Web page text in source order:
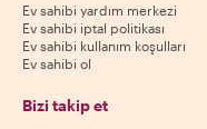
Ev sahibi yardım merkezi
Ev sahibi iptal politikası
Ev sahibi kullanım koşulları
Ev sahibi ol
Bizi takip et